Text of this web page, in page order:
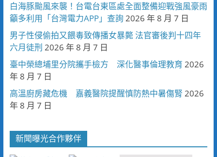
白海豚颱風來襲！台電台東區處全面整備迎戰強風豪雨
籲多利用「台灣電力APP」查詢 2026 年 8 月 7 日
男子性侵偷拍又餵毒致傳播女暴斃 法官審後判十四年
六月徒刑 2026 年 8 月 7 日
臺中榮總埔里分院攜手檢方 深化醫事倫理教育 2026
年 8 月 7 日
高溫廚房藏危機 嘉義醫院提醒慎防熱中暑傷腎 2026
年 8 月 7 日
新聞曝光合作夥伴